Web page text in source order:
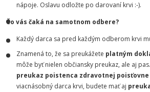
nápoje. Oslavu odložte po darovaní krvi :-).
Čo vás čaká na samotnom odbere?
Každý darca sa pred každým odberom krvi
Znamená to, že sa preukážete platným
môže byť nielen občiansky preukaz, ale aj
preukaz poistenca zdravotnej poisťovne
viacnásobný darca krvi, budete mať aj